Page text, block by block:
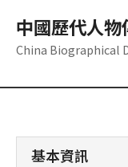
中國歷代人
China Biographical
基本資訊